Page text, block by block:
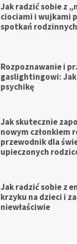
Jak radzić sobie z
ciociami i wujkami
spotkań rodzinnych
Rozpoznawanie i
gaslightingowi:
psychikę
Jak skutecznie
nowym członkiem
przewodnik dla
upieczonych
Jak radzić sobie z
krzyku na dzieci i
niewłaściwie